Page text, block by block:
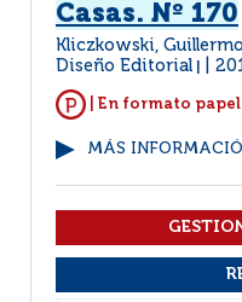
Casas. Nº 170
Kliczkowski,
Diseño Editorial
| En formato
MÁS